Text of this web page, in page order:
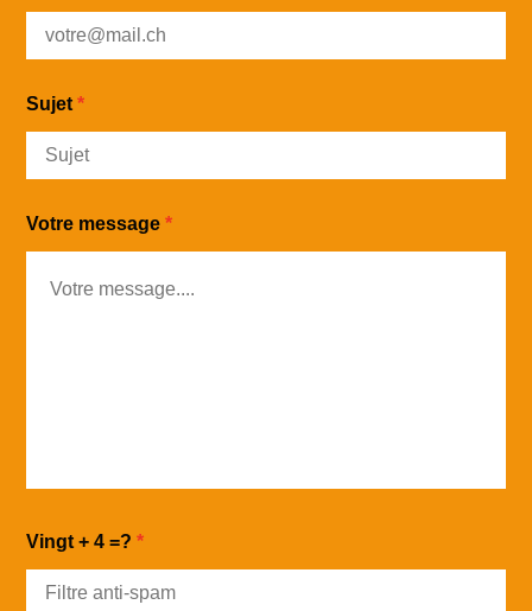
Sujet
Votre message
Vingt + 4 =?